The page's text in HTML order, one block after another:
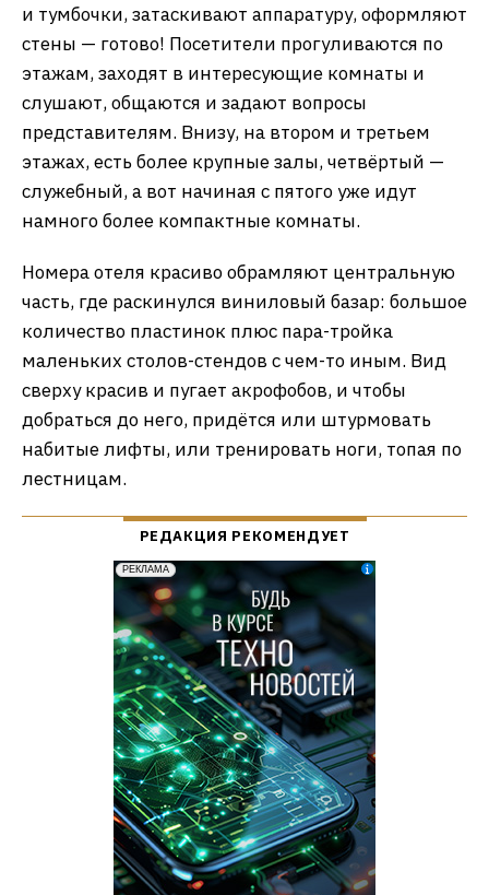
и тумбочки, затаскивают аппаратуру, оформляют
стены — готово! Посетители прогуливаются по
этажам, заходят в интересующие комнаты и
слушают, общаются и задают вопросы
представителям. Внизу, на втором и третьем
этажах, есть более крупные залы, четвёртый —
служебный, а вот начиная с пятого уже идут
намного более компактные комнаты.
Номера отеля красиво обрамляют центральную
часть, где раскинулся виниловый базар: большое
количество пластинок плюс пара-тройка
маленьких столов-стендов с чем-то иным. Вид
сверху красив и пугает акрофобов, и чтобы
добраться до него, придётся или штурмовать
набитые лифты, или тренировать ноги, топая по
лестницам.